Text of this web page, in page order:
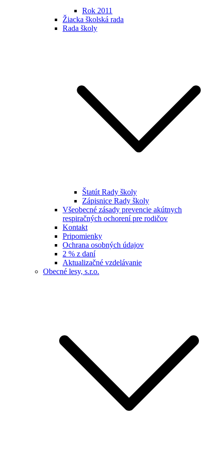
Rok 2011
Žiacka školská rada
Rada školy
Štatút Rady školy
Zápisnice Rady školy
Všeobecné zásady prevencie akútnych
respiračných ochorení pre rodičov
Kontakt
Pripomienky
Ochrana osobných údajov
2 % z daní
Aktualizačné vzdelávanie
Obecné lesy, s.r.o.